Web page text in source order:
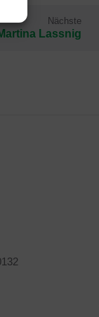
Nächste
Lassnig